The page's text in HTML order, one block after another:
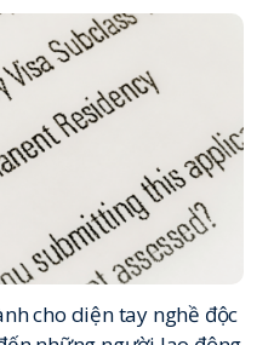
cho diện tay nghề độc